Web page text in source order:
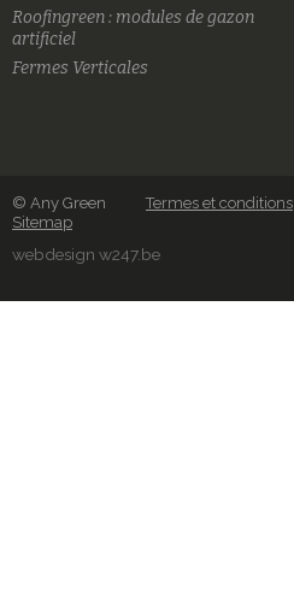
Roofingreen : modules de gazon
artificiel
Fermes Verticales
© Any Green Termes et conditions
Sitemap
webdesign w247.be